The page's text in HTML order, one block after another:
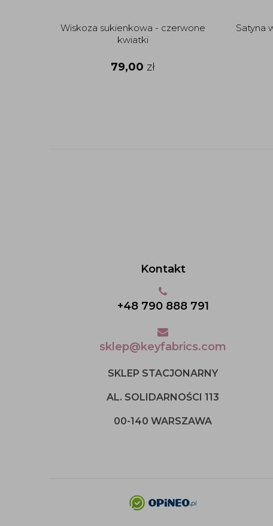
Wiskoza sukienkowa - czerwone
kwiatki
79,00 zł
Satyna
Kontakt
+48 790 888 791
sklep@keyfabrics.com
SKLEP STACJONARNY
AL. SOLIDARNOŚCI 113
00-140 WARSZAWA